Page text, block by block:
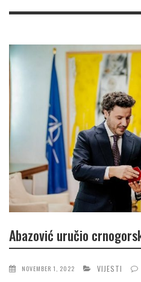
Abazović uručio
NOVEMBER 1, 2022 VIJESTI